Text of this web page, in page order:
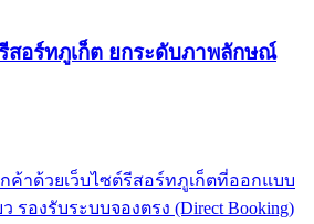
สอร์ทภูเก็ต ยกระดับภาพลักษณ์
ค้าด้วยเว็บไซต์รีสอร์ทภูเก็ตที่ออกแบบ
รองรับระบบจองตรง (Direct Booking)